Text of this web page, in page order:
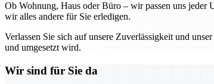
Ob Wohnung, Haus oder Büro – wir passen uns jeder
wir alles andere für Sie erledigen.
Verlassen Sie sich auf unsere Zuverlässigkeit und
und umgesetzt wird.
Wir sind für Sie da